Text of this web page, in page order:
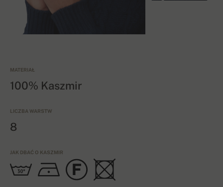
MATERIAŁ
100% Kaszmir
LICZBA WARSTW
8
JAK DBAĆ O KASZMIR